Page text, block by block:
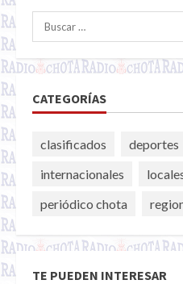
Buscar:
CATEGORÍAS
clasificados deportes
internacionales
periódico chota
TE PUEDEN INTERESAR